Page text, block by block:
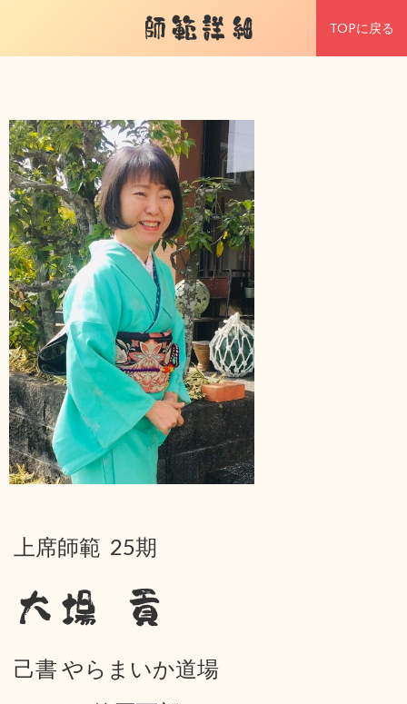
師範詳細 TOPに戻る
上席師範 25期
大場 貢
己書 やらまいか道場